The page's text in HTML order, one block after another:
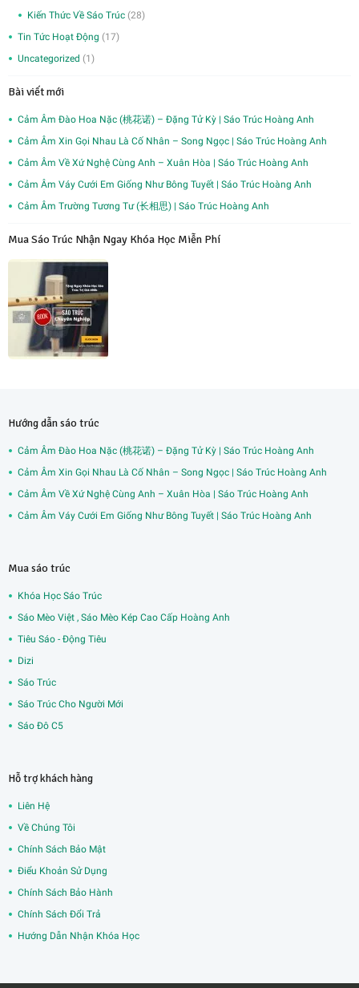
Kiến Thức Về Sáo Trúc (28)
Tin Tức Hoạt Động (17)
Uncategorized (1)
Bài viết mới
Cảm Âm Đào Hoa Nặc (桃花诺) – Đặng Tử Kỳ | Sáo Trúc Hoàng Anh
Cảm Âm Xin Gọi Nhau Là Cố Nhân – Song Ngọc | Sáo Trúc Hoàng Anh
Cảm Âm Về Xứ Nghệ Cùng Anh – Xuân Hòa | Sáo Trúc Hoàng Anh
Cảm Âm Váy Cưới Em Giống Như Bông Tuyết | Sáo Trúc Hoàng Anh
Cảm Âm Trường Tương Tư (长相思) | Sáo Trúc Hoàng Anh
Mua Sáo Trúc Nhận Ngay Khóa Học Miễn Phí
Hướng dẫn sáo trúc
Cảm Âm Đào Hoa Nặc (桃花诺) – Đặng Tử Kỳ | Sáo Trúc Hoàng Anh
Cảm Âm Xin Gọi Nhau Là Cố Nhân – Song Ngọc | Sáo Trúc Hoàng Anh
Cảm Âm Về Xứ Nghệ Cùng Anh – Xuân Hòa | Sáo Trúc Hoàng Anh
Cảm Âm Váy Cưới Em Giống Như Bông Tuyết | Sáo Trúc Hoàng Anh
Mua sáo trúc
Khóa Học Sáo Trúc
Sáo Mèo Việt , Sáo Mèo Kép Cao Cấp Hoàng Anh
Tiêu Sáo - Động Tiêu
Dizi
Sáo Trúc
Sáo Trúc Cho Người Mới
Sáo Đô C5
Hỗ trợ khách hàng
Liên Hệ
Về Chúng Tôi
Chính Sách Bảo Mật
Điểu Khoản Sử Dụng
Chính Sách Bảo Hành
Chính Sách Đổi Trả
Hướng Dẫn Nhận Khóa Học